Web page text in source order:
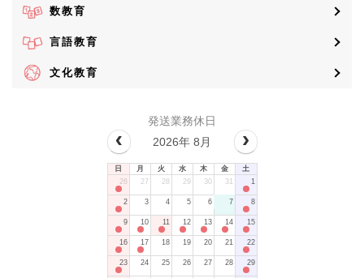
数教育
言語教育
文化教育
発送業務休日
2026年 8月
日 月 火 水 木 金
土
26
27 28 29 30 31 1
2 3 4 5 6 7 8
9 10 11 12 13 14 15
16 17 18 19 20 21 22
23 24 25 26 27 28 29